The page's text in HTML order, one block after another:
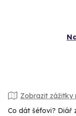
Zobrazit zážitky
Co dát šéfovi? Diář